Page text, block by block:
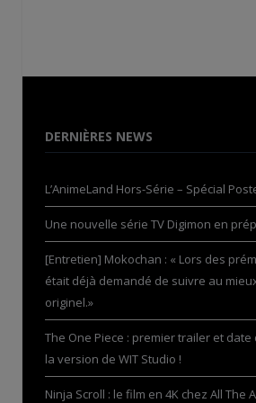
DERNIÈRES NEWS
L’AnimeLand Hors-Série – Spécial
Une nouvelle série TV Digimon en
[Entretien] Mokochan : « Lors des
était déjà demandé de suivre au
originel.»
The One Piece : premier trailer et
la version de WIT Studio !
Ninja Scroll : le film en 4K chez All The